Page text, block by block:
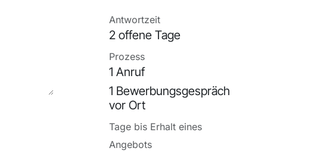
Antwortzeit
2 offene Tage
Prozess
1 Anruf
1 Bewerbungsgespräch
vor Ort
Tage bis Erhalt eines
Angebots